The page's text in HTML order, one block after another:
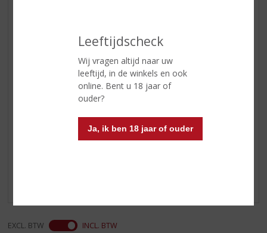
Leeftijdscheck
Wij vragen altijd naar uw
leeftijd, in de winkels en ook
online. Bent u 18 jaar of
ouder?
Ja, ik ben 18 jaar of ouder
Reviews
Schrijf een review
Wietze Pranger
EXCL. BTW INCL. BTW